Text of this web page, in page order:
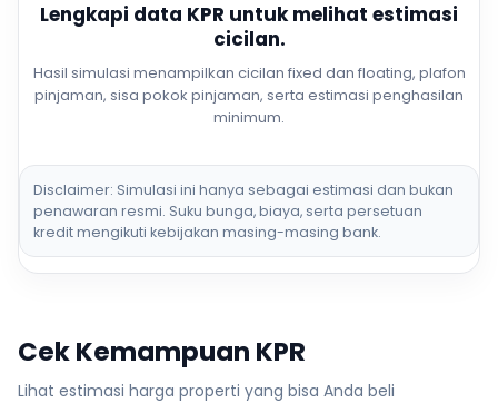
Lengkapi data KPR untuk melihat estimasi
cicilan.
Hasil simulasi menampilkan cicilan fixed dan floating, plafon
pinjaman, sisa pokok pinjaman, serta estimasi penghasilan
minimum.
Disclaimer: Simulasi ini hanya sebagai estimasi dan bukan
penawaran resmi. Suku bunga, biaya, serta persetuan
kredit mengikuti kebijakan masing-masing bank.
Cek Kemampuan KPR
Lihat estimasi harga properti yang bisa Anda beli